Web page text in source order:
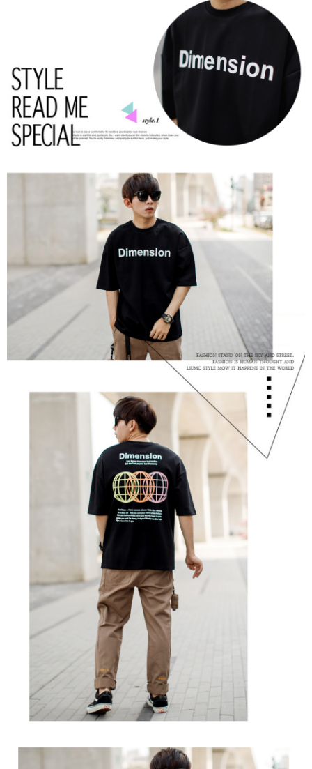
２．關於個人資料處理事宜，請瀏覽以下網址：
３．未成年的使用者請事先徵得法定代理人或監護人之同意方可使用
「AFTEE先享後付」，若未經同意申辦者引起之損失，本公司不負相關責
任。
４．使用「AFTEE先享後付」時，將依據個別帳號之用戶狀況，依本公司即
時審查核予不同之上限額度；若仍有額度不足之情形，本公司將視審查結果
請求用戶進行身份認證。
５．嚴禁一人註冊多個帳號或使用他人資訊註冊。若發現惡意使用之情形，
恩沛科技股份有限公司將有權停止該用戶之使用額度並採取法律行動。
查看運費